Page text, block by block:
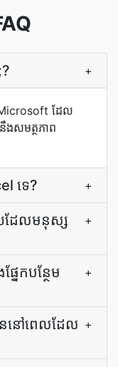
+
ដែល
ងសមត្ថភាព
ទេ? +
យដែលមនុស្ស
+
ែកបន្ថែម
+
ន​នៅពេល​ដែល​ +